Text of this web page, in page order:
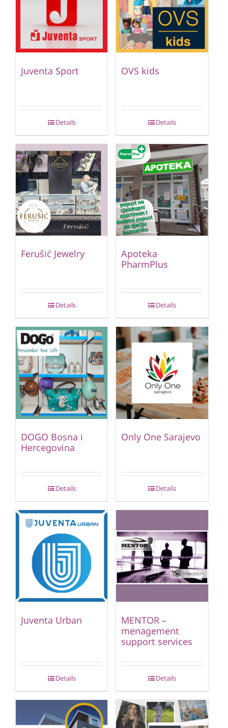
Juventa Sport
Details
OVS kids
Details
Ferušić Jewelry
Details
Apoteka
PharmPlus
Details
DOGO Bosna i
Hercegovina
Details
Only One Sarajevo
Details
Juventa Urban
Details
MENTOR –
menagement
support services
Details